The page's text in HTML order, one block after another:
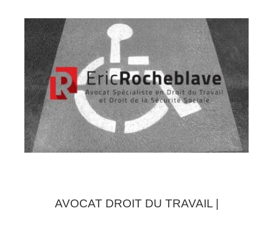
AVOCAT DROIT DU TRAVAIL |